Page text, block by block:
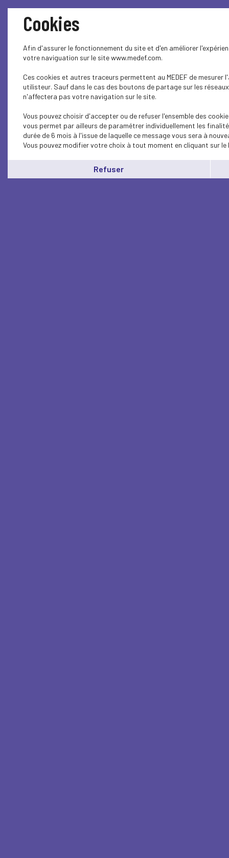
Cookies
Afin d'assurer le fonctionnement du site et d'en améliorer
votre naviguation sur le site www.medef.com.
Ces cookies et autres traceurs permettent au MEDEF de
utilisteur. Sauf dans le cas des boutons de partage sur les
n'affectera pas votre navigation sur le site.
Vous pouvez choisir d'accepter ou de refuser l'ensemble des
vous permet par ailleurs de paramétrer individuellement les
durée de 6 mois à l'issue de laquelle ce message vous sera à
Vous pouvez modifier votre choix à tout moment en cliquant sur le
Refuser